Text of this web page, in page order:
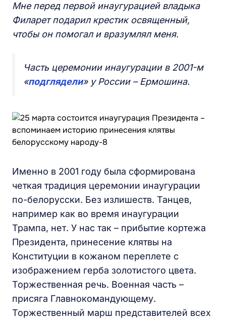
Мне перед первой инаугурацией владыка
Филарет подарил крестик освященный,
чтобы он помогал и вразумлял меня.
Часть церемонии инаугурации в 2001-м
«подглядели» у России – Ермошина.
Именно в 2001 году была сформирована
четкая традиция церемонии инаугурации
по-белорусски. Без излишеств. Танцев,
например как во время инаугурации
Трампа, нет. У нас так – прибытие кортежа
Президента, принесение клятвы на
Конституции в кожаном переплете с
изображением герба золотистого цвета.
Торжественная речь. Военная часть –
присяга Главнокомандующему.
Торжественный марш представителей всех